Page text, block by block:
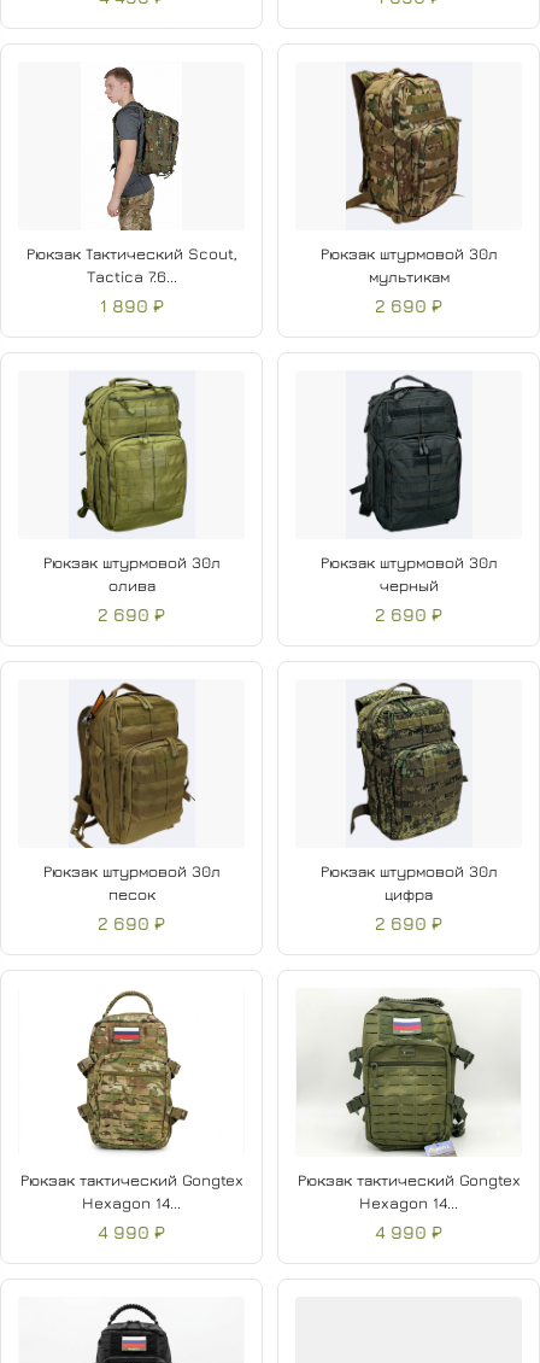
Рюкзак Тактический Scout,
Tactica 7.6...
1 890 ₽
Рюкзак штурмовой 30л
мультикам
2 690 ₽
Рюкзак штурмовой 30л
олива
2 690 ₽
Рюкзак штурмовой 30л
черный
2 690 ₽
Рюкзак штурмовой 30л
песок
2 690 ₽
Рюкзак штурмовой 30л
цифра
2 690 ₽
Рюкзак тактический Gongtex
Hexagon 14...
4 990 ₽
Рюкзак тактический Gongtex
Hexagon 14...
4 990 ₽